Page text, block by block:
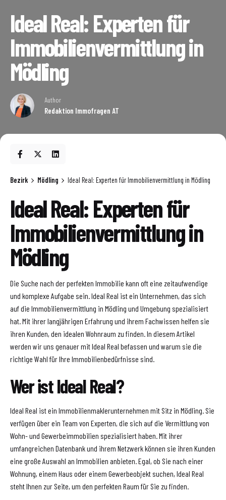
Ideal Real: Experten für
Immobilienvermittlung in
Mödling
Author
Redaktion Immofragen AT
Bezirk Mödling Ideal Real: Experten für Immobilienvermittlung in Mödling
Ideal Real: Experten für
Immobilienvermittlung in
Mödling
Die Suche nach der perfekten Immobilie kann oft eine zeitaufwendige
und komplexe Aufgabe sein. Ideal Real ist ein Unternehmen, das sich
auf die Immobilienvermittlung in Mödling und Umgebung spezialisiert
hat. Mit ihrer langjährigen Erfahrung und ihrem Fachwissen helfen sie
ihren Kunden, den idealen Wohnraum zu finden. In diesem Artikel
werden wir uns genauer mit Ideal Real befassen und warum sie die
richtige Wahl für Ihre Immobilienbedürfnisse sind.
Wer ist Ideal Real?
Ideal Real ist ein Immobilienmaklerunternehmen mit Sitz in Mödling. Sie
verfügen über ein Team von Experten, die sich auf die Vermittlung von
Wohn- und Gewerbeimmobilien spezialisiert haben. Mit ihrer
umfangreichen Datenbank und ihrem Netzwerk können sie ihren Kunden
eine große Auswahl an Immobilien anbieten. Egal, ob Sie nach einer
Wohnung, einem Haus oder einem Gewerbeobjekt suchen, Ideal Real
steht Ihnen zur Seite, um den perfekten Raum für Sie zu finden.